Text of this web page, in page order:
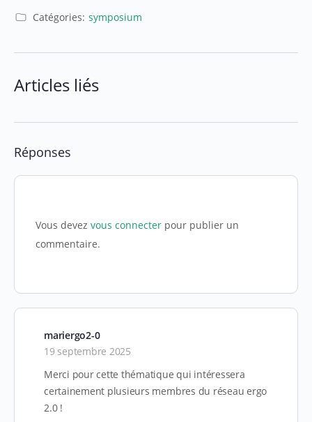
Catégories: symposium
Articles liés
Réponses
Vous devez vous connecter pour publier un
commentaire.
mariergo2-0
19 septembre 2025
Merci pour cette thématique qui intéressera
certainement plusieurs membres du réseau ergo
2.0 !